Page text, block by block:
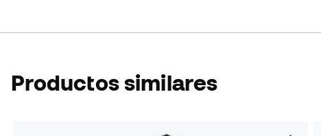
Productos similares